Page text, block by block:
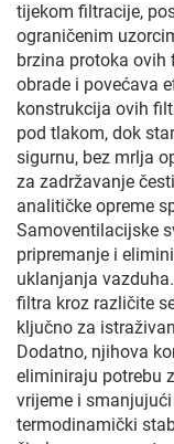
tijekom filtracije,
ograničenim
brzina protoka ovih
obrade i povećava
konstrukcija ovih
pod tlakom, dok
sigurnu, bez mrlja
za zadržavanje
analitičke opreme
Samoventilacijske
pripremanje i
uklanjanja
filtra kroz različite
ključno za
Dodatno, njihova
eliminiraju potrebu
vrijeme i
termodinamički